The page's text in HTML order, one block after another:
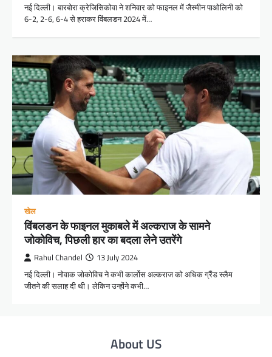
नई दिल्ली। बारबोरा क्रेजिसिकोवा ने शनिवार को फाइनल में जैस्मीन पाओलिनी को
6-2, 2-6, 6-4 से हराकर विंबलडन 2024 में…
खेल
विंबलडन के फाइनल मुकाबले में अल्कराज के सामने
जोकोविच, पिछली हार का बदला लेने उतरेंगे
Rahul Chandel 13 July 2024
नई दिल्ली। नोवाक जोकोविच ने कभी कार्लोस अल्कराज को अधिक ग्रैंड स्लैम
जीतने की सलाह दी थी। लेकिन उन्होंने कभी…
About US